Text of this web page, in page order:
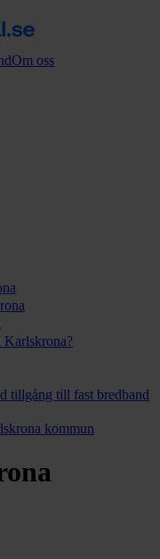
Om oss
Karlskrona?
tillgång till fast bredband
kommun